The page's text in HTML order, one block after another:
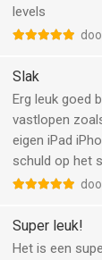
levels
Slak
Erg leuk goed
vastlopen
eigen iPad
schuld op het
Super leuk!
Het is een